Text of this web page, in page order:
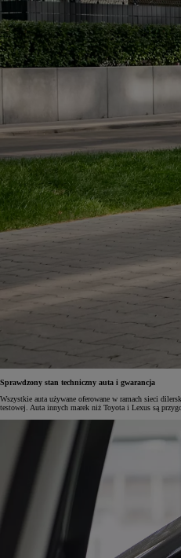
105 300 zł
Corolla Hatchback
HYBRID
Sprawdzony stan techniczny auta i gwarancja
Wszystkie auta używane oferowane w ramach sieci
testowej. Auta innych marek niż Toyota i Lexus są